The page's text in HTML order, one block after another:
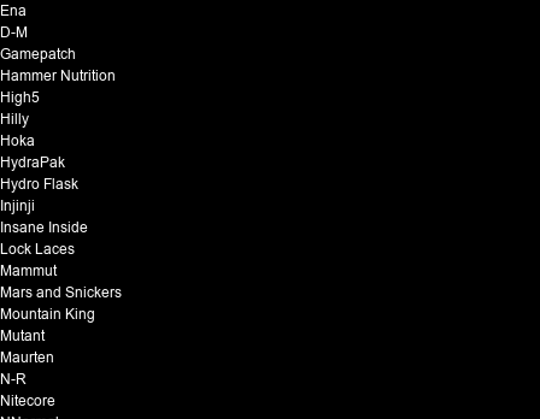
Ena
D-M
Gamepatch
Hammer Nutrition
High5
Hilly
Hoka
HydraPak
Hydro Flask
Injinji
Insane Inside
Lock Laces
Mammut
Mars and Snickers
Mountain King
Mutant
Maurten
N-R
Nitecore